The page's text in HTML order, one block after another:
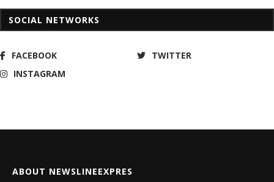
SOCIAL NETWORKS
FACEBOOK
TWITTER
INSTAGRAM
ABOUT NEWSLINEEXPRES